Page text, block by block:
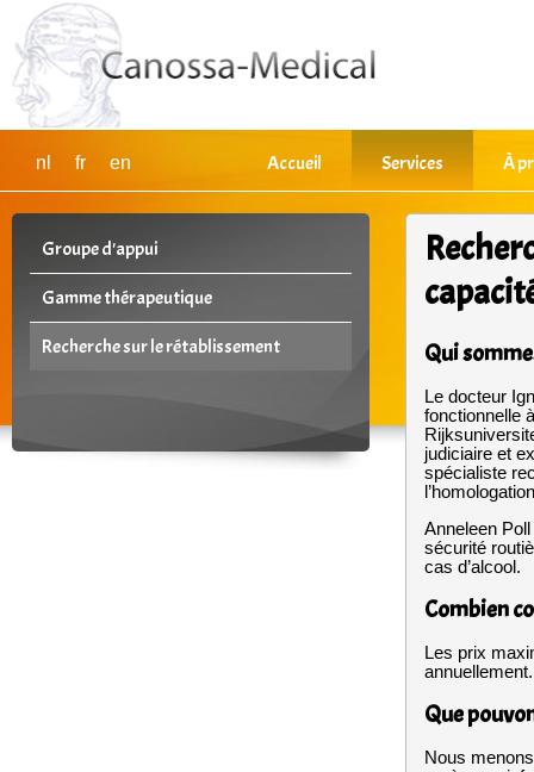
Accueil Services À
nl fr en
Groupe d'appui
Gamme thérapeutique
Recherche sur le rétablissement Qui
Le docteur
fonctionnelle
judiciaire et
spécialiste
Anneleen
sécurité
cas d’alcool.
Combien
Les prix
annuellement.
Que
Nous